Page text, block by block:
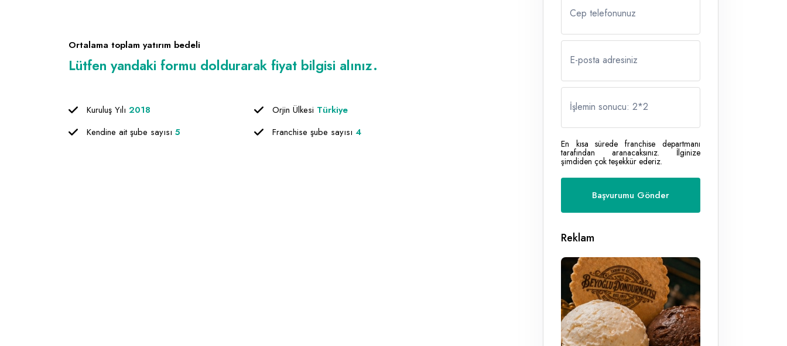
Ortalama toplam yatırım bedeli
Lütfen yandaki formu doldurarak fiyat bilgisi alınız.
Kuruluş Yılı 2018 Orjin Ülkesi Türkiye
Kendine ait şube sayısı 5 Franchise şube sayısı 4
Cep telefonunuz
E-posta adresiniz
İşlemin sonucu: 2*2
En kısa sürede franchise departmanı
tarafından aranacaksınız. İlginize
şimdiden çok teşekkür ederiz.
Reklam